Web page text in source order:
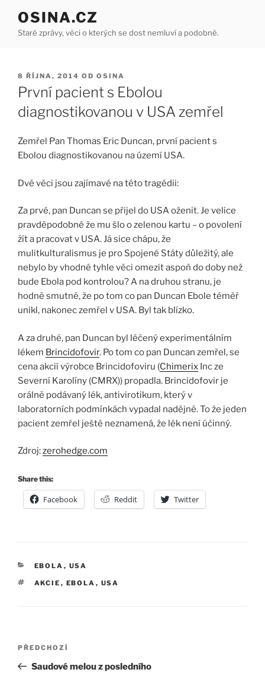
obsahu
OSINA.CZ
Staré zprávy, věci o kterých se dost nemluví a podobně.
PUBLIKOVÁNO
8 ŘÍJNA, 2014 OD OSINA
První pacient s Ebolou
diagnostikovanou v USA zemřel
Zemřel Pan Thomas Eric Duncan, první pacient s
Ebolou diagnostikovanou na území USA.
Dvě věci jsou zajímavé na této tragédii:
Za prvé, pan Duncan se přijel do USA oženit. Je velice
pravděpodobné že mu šlo o zelenou kartu – o povolení
žít a pracovat v USA. Já sice chápu, že
mulitkulturalismus je pro Spojené Státy důležitý, ale
nebylo by vhodné tyhle věci omezit aspoň do doby než
bude Ebola pod kontrolou? A na druhou stranu, je
hodně smutné, že po tom co pan Duncan Ebole téměř
unikl, nakonec zemřel v USA. Byl tak blízko.
A za druhé, pan Duncan byl léčený experimentálním
lékem Brincidofovir. Po tom co pan Duncan zemřel, se
cena akcií výrobce Brincidofoviru (Chimerix Inc ze
Severní Karolíny (CMRX)) propadla. Brincidofovir je
orálně podávaný lék, antivirotikum, který v
laboratorních podmínkách vypadal nadějně. To že jeden
pacient zemřel ještě neznamená, že lék není účinný.
Zdroj:zerohedge.com
Share this:
Facebook Reddit Twitter
RUBRIKY
EBOLA , USA
ŠTÍTKY
AKCIE , EBOLA , USA
Navigace
příspěvek
Předchozí
příspěvek
PŘEDCHOZÍ
Saudové melou z posledního